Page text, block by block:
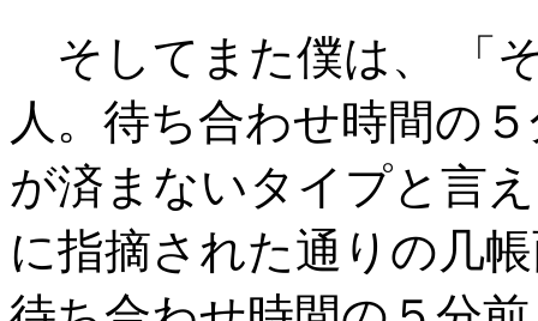
そしてまた僕は、 「
人。待ち合わせ時間の
が済まないタイプと言
に指摘された通りの几